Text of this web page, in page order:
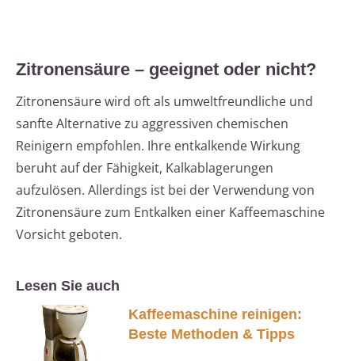
Zitronensäure – geeignet oder nicht?
Zitronensäure wird oft als umweltfreundliche und
sanfte Alternative zu aggressiven chemischen
Reinigern empfohlen. Ihre entkalkende Wirkung
beruht auf der Fähigkeit, Kalkablagerungen
aufzulösen. Allerdings ist bei der Verwendung von
Zitronensäure zum Entkalken einer Kaffeemaschine
Vorsicht geboten.
Lesen Sie auch
Kaffeemaschine reinigen:
Beste Methoden & Tipps